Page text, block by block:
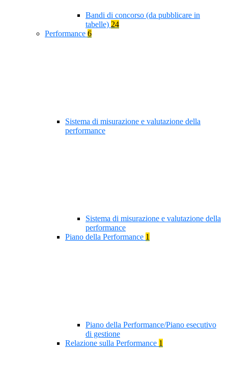
Bandi di concorso (da pubblicare in
tabelle) 24
Performance 6
Sistema di misurazione e valutazione della
performance
Sistema di misurazione e valutazione della
performance
Piano della Performance 1
Piano della Performance/Piano esecutivo
di gestione
Relazione sulla Performance 1